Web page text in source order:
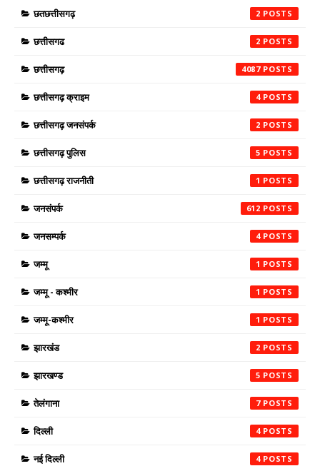
छतछत्तीसगढ़ 2
छत्तीसगढ 2
छत्तीसगढ़ 4087
छत्तीसगढ़ क्राइम 4
छत्तीसगढ़ जनसंपर्क 2
छत्तीसगढ़ पुलिस 5
छत्तीसगढ़ राजनीती 1
जनसंपर्क 612
जनसम्पर्क 4
जम्मू 1
जम्मू - कश्मीर 1
जम्मू-कश्मीर 1
झारखंड 2
झारखण्ड 5
तेलंगाना 7
दिल्ली 4
नई दिल्ली 4